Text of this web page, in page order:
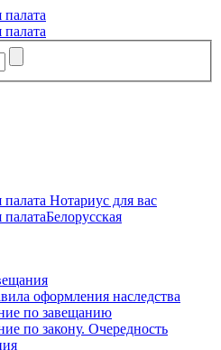
Нотариус для вас
Белорусская
оформления наследства
по завещанию
по закону. Очередность